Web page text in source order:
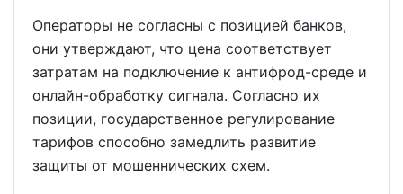
Операторы не согласны с позицией банков,
они утверждают, что цена соответствует
затратам на подключение к антифрод-среде и
онлайн-обработку сигнала. Согласно их
позиции, государственное регулирование
тарифов способно замедлить развитие
защиты от мошеннических схем.